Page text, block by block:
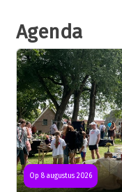
Agenda
Op 8 augustus 2026